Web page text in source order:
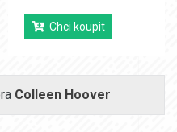
Chci koupit
Colleen Hoover